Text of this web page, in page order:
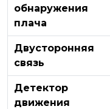
обнаружения
плача
Двусторонняя
связь
Детектор
движения